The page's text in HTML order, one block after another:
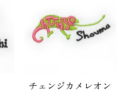
チェンジカメレオン